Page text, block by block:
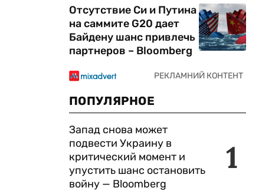
Отсутствие Си и Путина
на саммите G20 дает
Байдену шанс привлечь
партнеров – Bloomberg
ПОПУЛЯРНОЕ
1
Запад снова может
подвести Украину в
критический момент и
упустить шанс остановить
войну — Bloomberg